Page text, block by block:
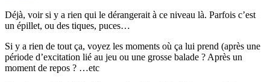
Déjà, voir si y a rien qui le dérangerait à ce niveau là. Parfois c’est
un épillet, ou des tiques, puces…
Si y a rien de tout ça, voyez les moments où ça lui prend (après une
période d’excitation lié au jeu ou une grosse balade ? Après un
moment de repos ? …etc